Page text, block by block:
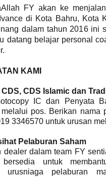
FY akan ke
di Kota Bahru, Kota
dalam tahun 2016 ini
datang belajar personal
KAMI
CDS Islamic dan
IC dan Penyata
pos. Berikan nama
3346570 untuk urusan
Pelaburan Saham
dealer dalam team FY
untuk
urusniaga pelaburan